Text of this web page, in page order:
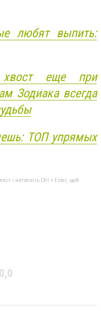
любят выпить:
еще при
Зодиака всегда
ТОП упрямых
і натисніть Ctrl + Enter, щоб
0,0